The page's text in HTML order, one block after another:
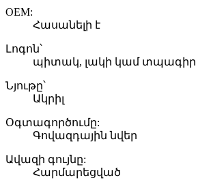
OEM:
Հասանելի է
Լոգոն՝
պիտակ, լակի կամ տպագիր
Նյութը՝
Ակրիլ
Օգտագործումը:
Գովազդային նվեր
Ավազի գույնը:
Հարմարեցված